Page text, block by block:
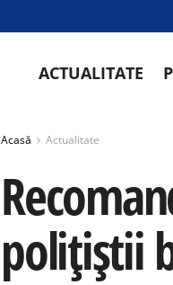
ACTUALITATE
Acasă Actualitate
polițiștii